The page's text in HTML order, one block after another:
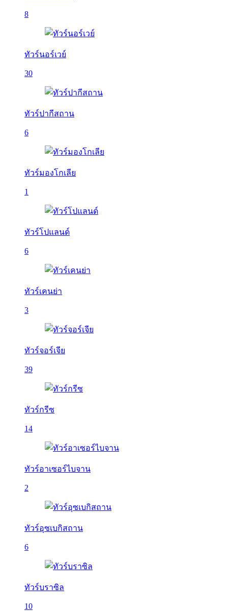
8
ทัวร์นอร์เวย์
30
ทัวร์ปากีสถาน
6
ทัวร์มองโกเลีย
1
ทัวร์โปแลนด์
6
ทัวร์เคนย่า
3
ทัวร์จอร์เจีย
39
ทัวร์กรีซ
14
ทัวร์อาเซอร์ไบจาน
2
ทัวร์อุซเบกิสถาน
6
ทัวร์บราซิล
10